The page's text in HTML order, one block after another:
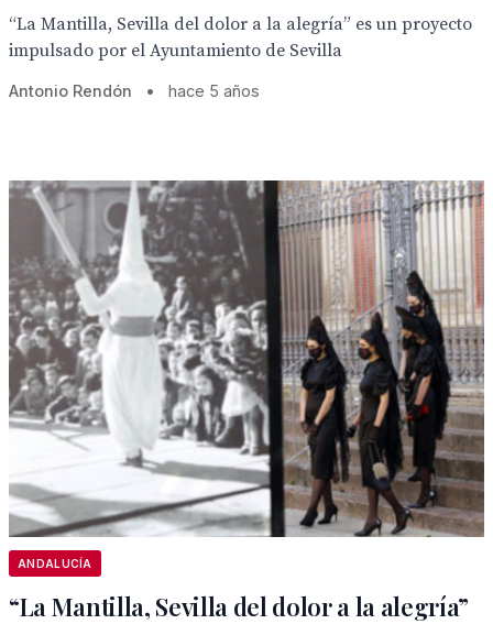
“La Mantilla, Sevilla del dolor a la alegría” es un proyecto
impulsado por el Ayuntamiento de Sevilla
Antonio Rendón • hace 5 años
ANDALUCÍA
“La Mantilla, Sevilla del dolor a la alegría”